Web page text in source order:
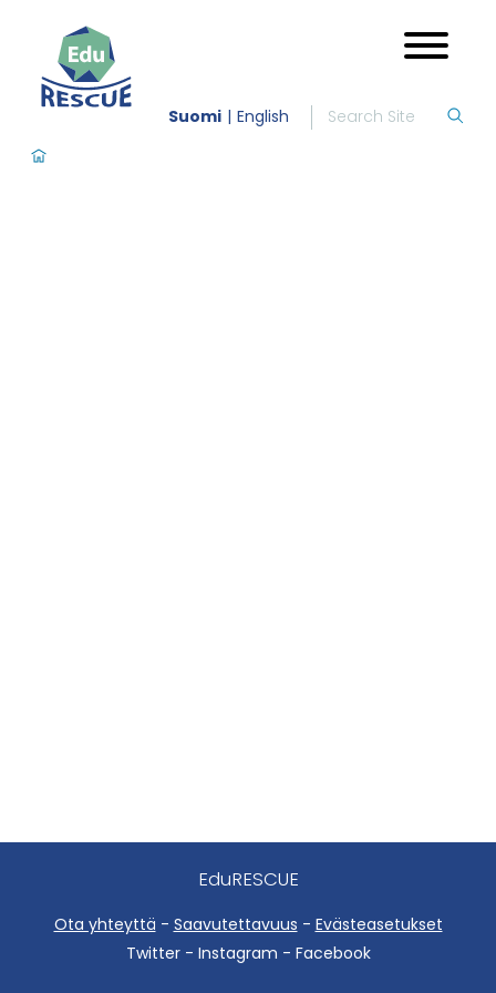
Suomi English
EduRESCUE
Ota yhteyttä - Saavutettavuus - Evästeasetukset
Twitter - Instagram - Facebook